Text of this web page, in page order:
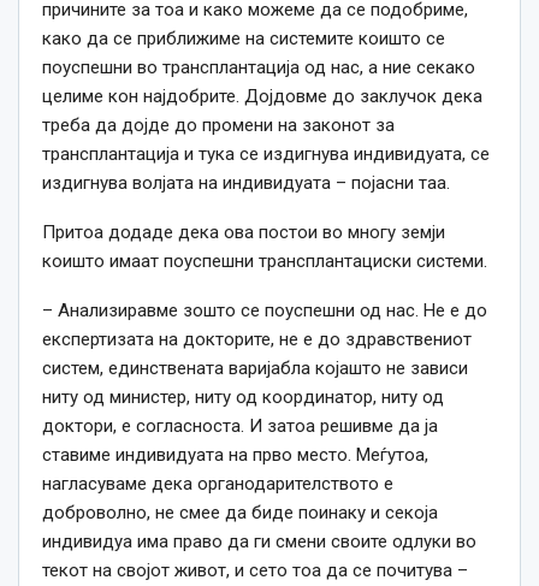
причините за тоа и како можеме да се подобриме,
како да се приближиме на системите коишто се
поуспешни во трансплантација од нас, а ние секако
целиме кон најдобрите. Дојдовме до заклучок дека
треба да дојде до промени на законот за
трансплантација и тука се издигнува индивидуата, се
издигнува волјата на индивидуата – појасни таа.
Притоа додаде дека ова постои во многу земји
коишто имаат поуспешни трансплантациски системи.
– Анализиравме зошто се поуспешни од нас. Не е до
експертизата на докторите, не е до здравствениот
систем, единствената варијабла којашто не зависи
ниту од министер, ниту од координатор, ниту од
доктори, е согласноста. И затоа решивме да ја
ставиме индивидуата на прво место. Меѓутоа,
нагласуваме дека органодарителството е
доброволно, не смее да биде поинаку и секоја
индивидуа има право да ги смени своите одлуки во
текот на својот живот, и сето тоа да се почитува –